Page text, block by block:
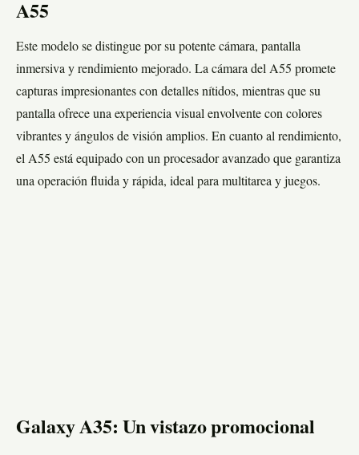
A55
Este modelo se distingue por su potente cámara, pantalla
inmersiva y rendimiento mejorado. La cámara del A55 promete
capturas impresionantes con detalles nítidos, mientras que su
pantalla ofrece una experiencia visual envolvente con colores
vibrantes y ángulos de visión amplios. En cuanto al rendimiento,
el A55 está equipado con un procesador avanzado que garantiza
una operación fluida y rápida, ideal para multitarea y juegos.
Galaxy A35: Un vistazo promocional